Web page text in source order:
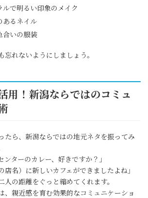
ルで明るい印象のメイク
あるネイル
合いの服装
れないようにしましょう。
用！新潟ならではのコミュ
たら、新潟ならではの地元ネタを振ってみ
ンターのカレー、好きですか？」
店名）に新しいカフェができましたよね」
人の距離をぐっと縮めてくれます。
、親近感を育む効果的なコミュニケーショ